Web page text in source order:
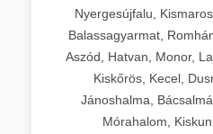
Nyergesújfalu,
Balassagyarmat,
Aszód, Hatvan, Monor,
Kiskőrös, Kecel,
Jánoshalma,
Mórahalom,